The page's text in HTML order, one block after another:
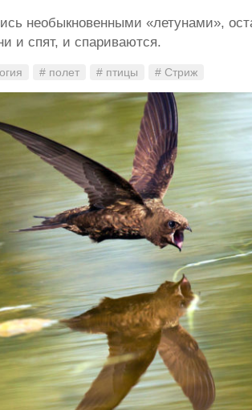
необыкновенными «летунами»,
и спят, и спариваются.
# полет # птицы # Стриж